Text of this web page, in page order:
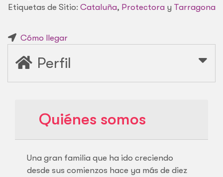
Etiquetas de Sitio: Cataluña, Protectora y Tarragona
Cómo llegar
Perfil
Quiénes somos
Una gran familia que ha ido creciendo
desde sus comienzos hace ya más de diez